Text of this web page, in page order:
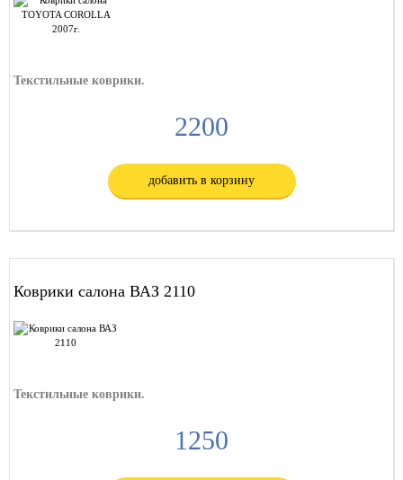
Текстильные коврики.
2200
добавить в корзину
Коврики салона ВАЗ 2110
Текстильные коврики.
1250